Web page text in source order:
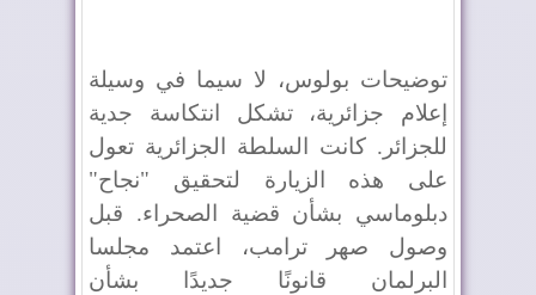
توضيحات بولوس، لا سيما في وسيلة
إعلام جزائرية، تشكل انتكاسة جدية
للجزائر. كانت السلطة الجزائرية تعول
على هذه الزيارة لتحقيق "نجاح"
دبلوماسي بشأن قضية الصحراء. قبل
وصول صهر ترامب، اعتمد مجلسا
البرلمان قانونًا جديدًا بشأن